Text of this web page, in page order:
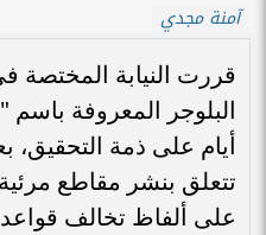
آمنة مجدي
قررت النيابة
البلوجر المعروفة باسم
أيام على ذمة التحقيق،
تتعلق بنشر مقاطع
على ألفاظ تخالف قواعد